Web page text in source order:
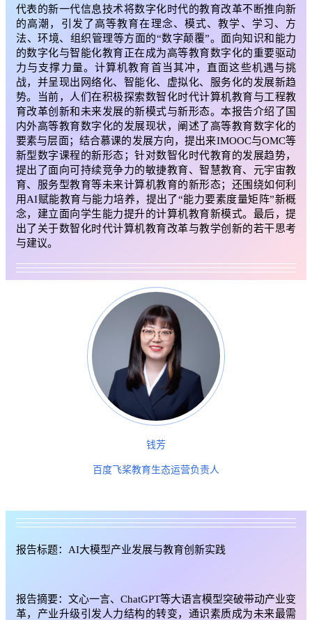
代表的新一代信息技术将数字化时代的教育改革不断推向新
的高潮，引发了高等教育在理念、模式、教学、学习、方
法、环境、组织管理等方面的“数字颠覆”。面向知识和能力
的数字化与智能化教育正在成为高等教育数字化的重要驱动
力与支撑力量。计算机教育首当其冲，直面这些机遇与挑
战，并呈现出网络化、智能化、虚拟化、服务化的发展新趋
势。当前，人们在积极探索数智化时代计算机教育与工程教
育改革创新和未来发展的新模式与新形态。本报告介绍了国
内外高等教育数字化的发展现状，阐述了高等教育数字化的
要素与层面；结合慕课的发展方向，提出来IMOOC与OMC等
新型数字课程的新形态；针对数智化时代教育的发展趋势，
提出了面向可持续竞争力的敏捷教育、智慧教育、元宇宙教
育、服务型教育等未来计算机教育的新形态；还围绕如何利
用AI赋能教育与能力培养，提出了“能力要素度量矩阵”新概
念，建立面向学生能力提升的计算机教育新模式。最后，提
出了关于数智化时代计算机教育改革与教学创新的若干思考
与建议。
钱芳
百度飞桨教育生态运营负责人
报告标题：AI大模型产业发展与教育创新实践
报告摘要：文心一言、ChatGPT等大语言模型突破带动产业变
革，产业升级引发人力结构的转变，通识素质成为未来最需